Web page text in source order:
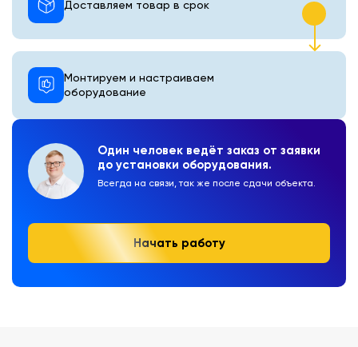
Один человек ведёт заказ от заявки
до установки оборудования.
Всегда на связи, так же после сдачи объекта.
Начать работу
Монтируем и настраиваем
оборудование
Доставляем товар в срок